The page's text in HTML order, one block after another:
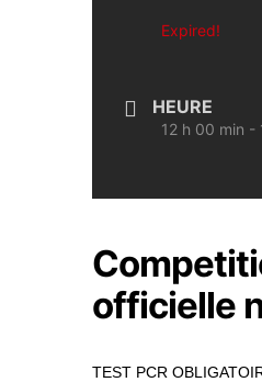
Expired!
HEURE
12 h 00 min -
officielle
TEST PCR